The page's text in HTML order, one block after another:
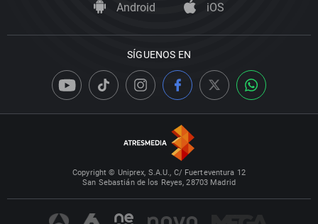
Android iOS
SÍGUENOS EN
Copyright © Uniprex, S.A.U., C/ Fuerteventura 12
San Sebastián de los Reyes, 28703 Madrid